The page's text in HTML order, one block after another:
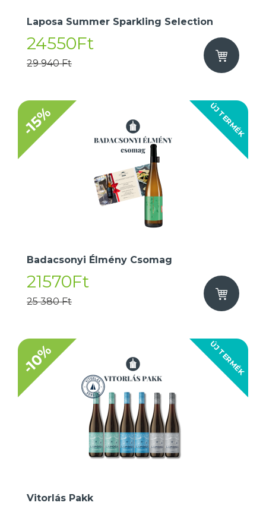
Laposa Summer Sparkling Selection
24550Ft
29 940 Ft
ÚJ TERMÉK
-15%
Badacsonyi Élmény Csomag
21570Ft
25 380 Ft
ÚJ TERMÉK
-10%
Vitorlás Pakk